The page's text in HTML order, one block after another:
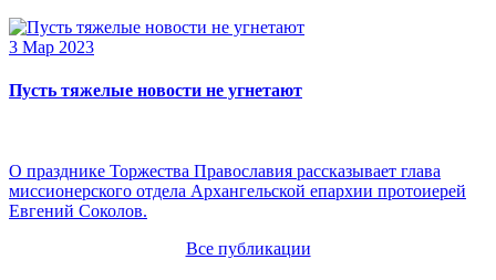
3 Мар 2023
Пусть тяжелые новости не угнетают
О празднике Торжества Православия рассказывает глава
миссионерского отдела Архангельской епархии протоиерей
Евгений Соколов.
Все публикации